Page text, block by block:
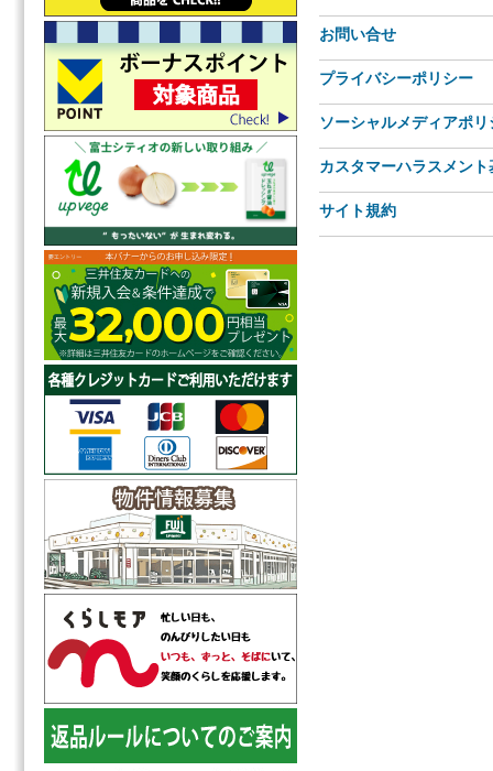
お問い合せ
プライバシーポリシー
ソーシャルメディアポリ
カスタマーハラスメント
サイト規約